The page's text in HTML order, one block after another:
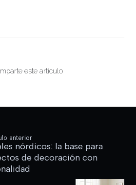
este artículo
anterior
nórdicos: la base para
de decoración con